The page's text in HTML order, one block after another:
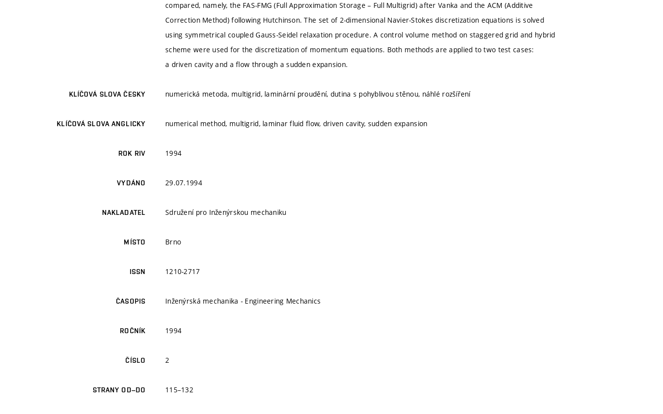
compared, namely, the FAS-FMG (Full Approximation Storage – Full Multigrid) after Vanka and the ACM (Additive
Correction Method) following Hutchinson. The set of 2-dimensional Navier-Stokes discretization equations is solved
using symmetrical coupled Gauss-Seidel relaxation procedure. A control volume method on staggered grid and hybrid
scheme were used for the discretization of momentum equations. Both methods are applied to two test cases:
a driven cavity and a flow through a sudden expansion.
KLÍČOVÁ SLOVA ČESKY numerická metoda, multigrid, laminární proudění, dutina s pohyblivou stěnou, náhlé rozšíření
KLÍČOVÁ SLOVA ANGLICKY numerical method, multigrid, laminar fluid flow, driven cavity, sudden expansion
ROK RIV 1994
VYDÁNO 29.07.1994
NAKLADATEL Sdružení pro Inženýrskou mechaniku
MÍSTO Brno
ISSN 1210-2717
ČASOPIS Inženýrská mechanika - Engineering Mechanics
ROČNÍK 1994
ČÍSLO 2
STRANY OD–DO 115–132